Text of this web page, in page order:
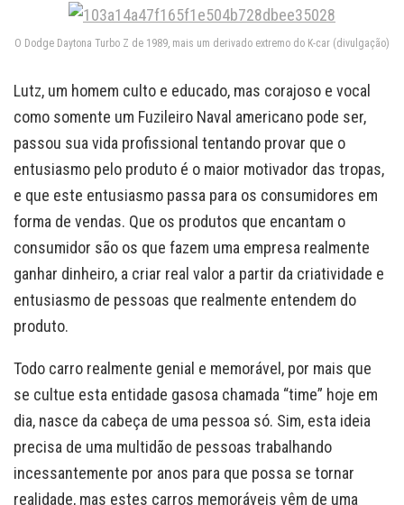
O Dodge Daytona Turbo Z de 1989, mais um derivado extremo do K-car (divulgação)
Lutz, um homem culto e educado, mas corajoso e vocal
como somente um Fuzileiro Naval americano pode ser,
passou sua vida profissional tentando provar que o
entusiasmo pelo produto é o maior motivador das tropas,
e que este entusiasmo passa para os consumidores em
forma de vendas. Que os produtos que encantam o
consumidor são os que fazem uma empresa realmente
ganhar dinheiro, a criar real valor a partir da criatividade e
entusiasmo de pessoas que realmente entendem do
produto.
Todo carro realmente genial e memorável, por mais que
se cultue esta entidade gasosa chamada “time” hoje em
dia, nasce da cabeça de uma pessoa só. Sim, esta ideia
precisa de uma multidão de pessoas trabalhando
incessantemente por anos para que possa se tornar
realidade, mas estes carros memoráveis vêm de uma